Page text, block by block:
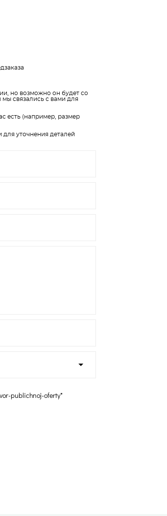
но возможно он будет со
связались с вами для
есть (например, размер
уточнения деталей
publichnoj-oferty*